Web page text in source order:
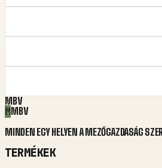
MBV
MMBV
MINDEN EGY HELYEN A MEZŐGAZDASÁG
TERMÉKEK